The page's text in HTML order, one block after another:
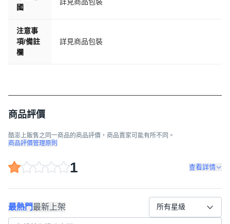
國
注意事
項/備註
欄
詳見商品包裝
商品評價
酷澎上販售之同一商品的商品評價，商品賣家可能有所不同。
商品評價管理原則
1 查看詳情
最熱門最新上架 所有星級